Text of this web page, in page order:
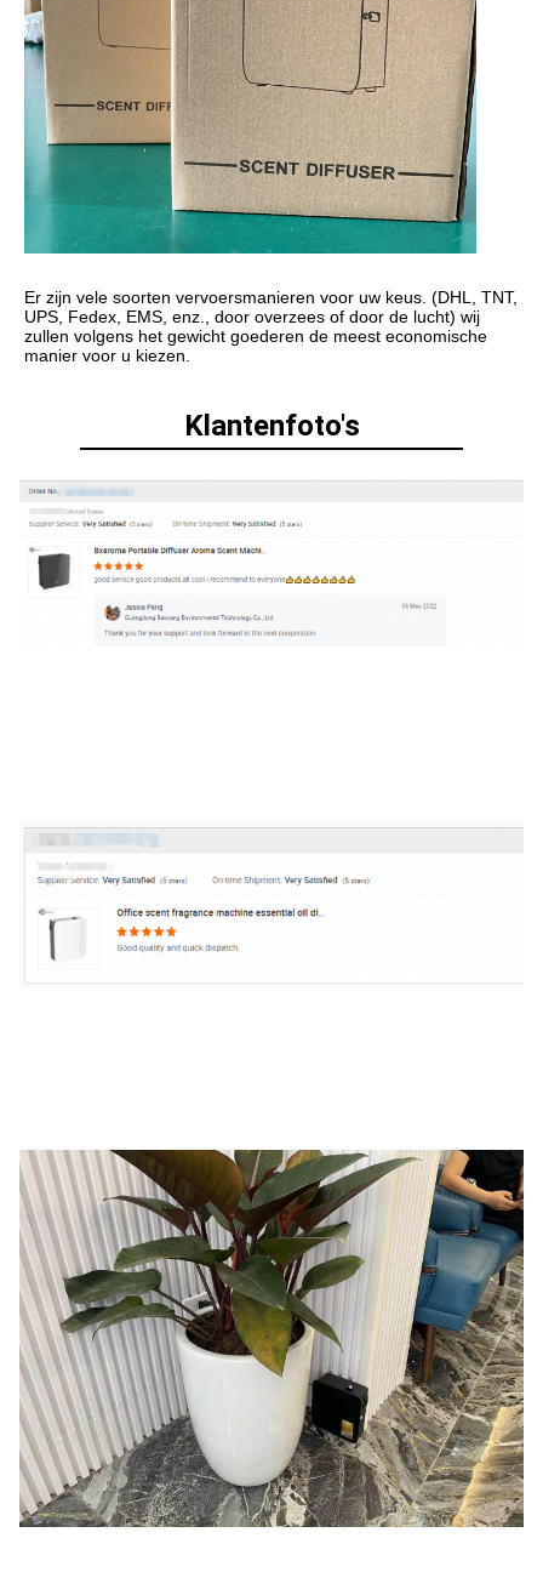
Er zijn vele soorten vervoersmanieren voor uw keus. (DHL, TNT,
UPS, Fedex, EMS, enz., door overzees of door de lucht) wij
zullen volgens het gewicht goederen de meest economische
manier voor u kiezen.
Klantenfoto's